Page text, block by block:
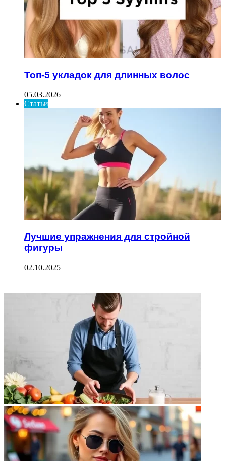
Топ-5 укладок для длинных волос
05.03.2026
Статьи
Лучшие упражнения для стройной
фигуры
02.10.2025